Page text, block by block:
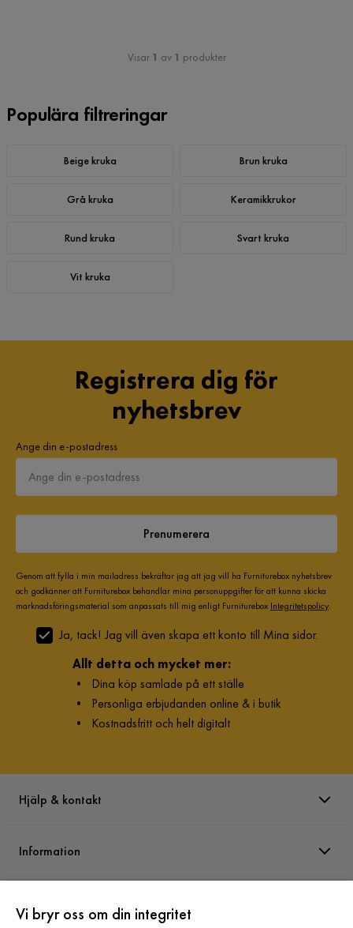
Visar 1 av 1 produkter
Populära filtreringar
Beige kruka Brun kruka
Grå kruka Keramikkrukor
Rund kruka Svart kruka
Vit kruka
Registrera dig för
nyhetsbrev
Ange din e-postadress
Prenumerera
Genom att fylla i min mailadress bekräftar jag att jag vill ha Furniturebox nyhetsbrev
och godkänner att Furniturebox behandlar mina personuppgifter för att kunna skicka
marknadsföringsmaterial som anpassats till mig enligt Furniturebox Integritetspolicy.
Ja, tack! Jag vill även skapa ett konto till Mina sidor.
Allt detta och mycket mer:
• Dina köp samlade på ett ställe
• Personliga erbjudanden online & i butik
• Kostnadsfritt och helt digitalt
Hjälp & kontakt
Information
Vi bryr oss om din integritet